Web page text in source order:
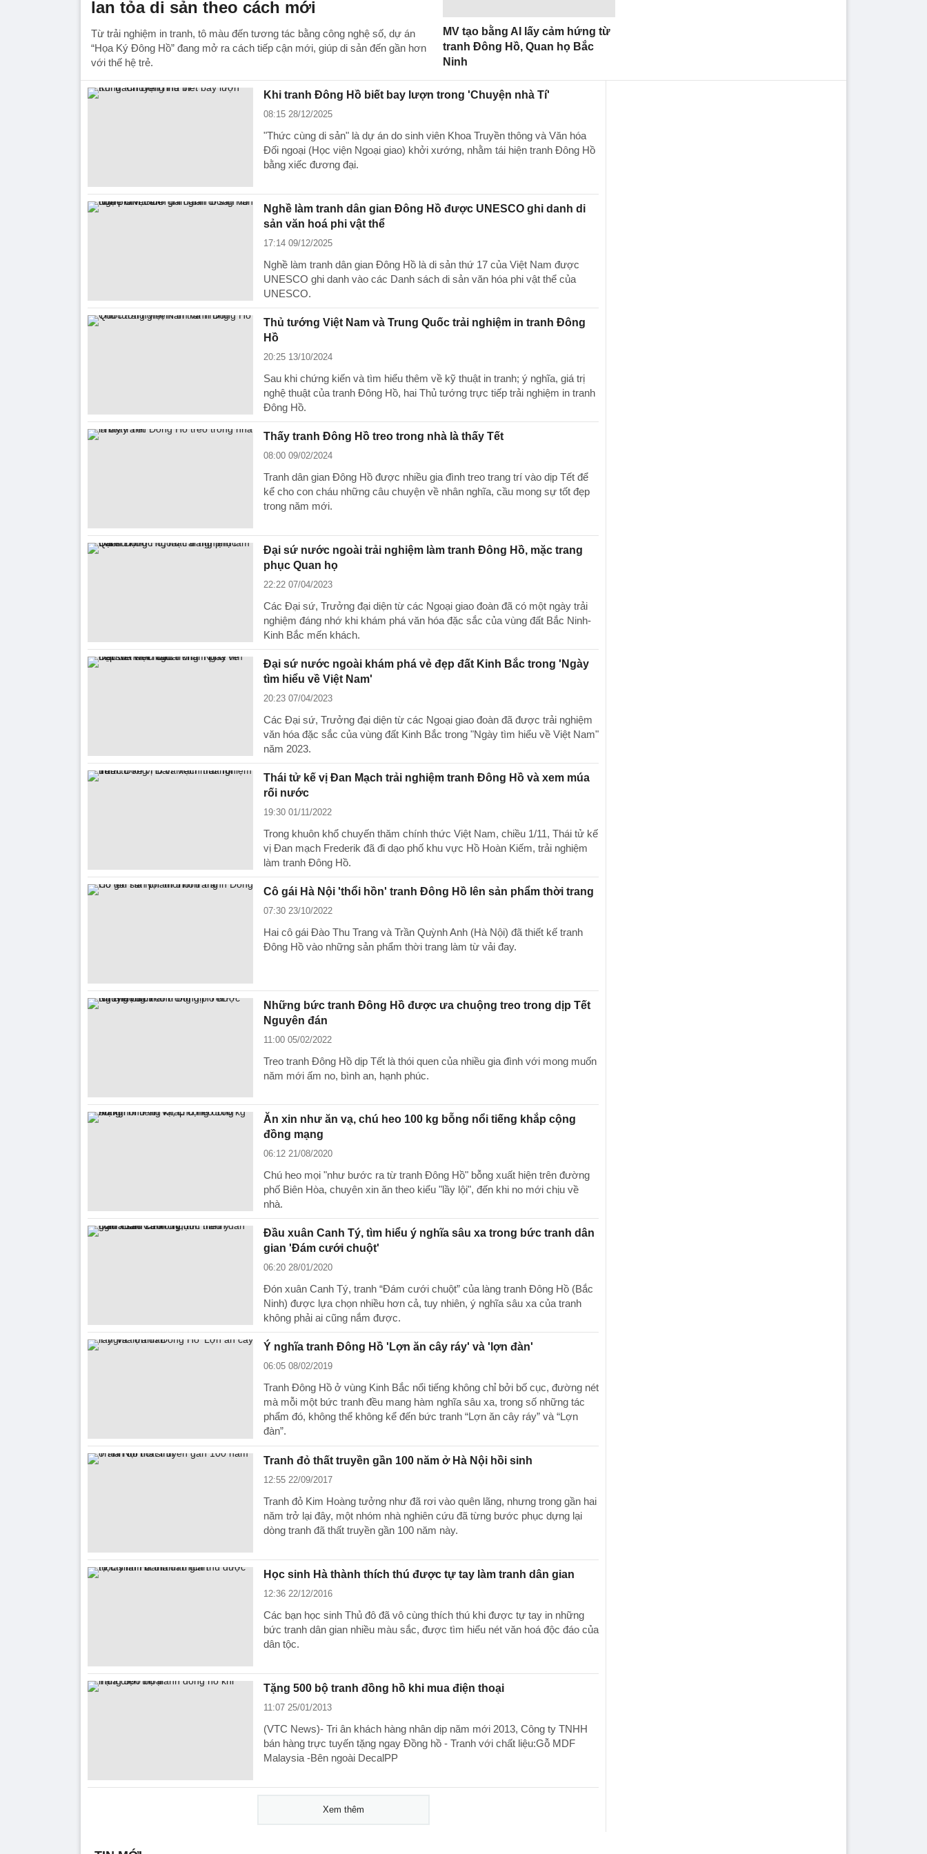
lan tỏa di sản theo cách mới
Từ trải nghiệm in tranh, tô màu đến tương tác bằng công nghệ số, dự án
“Họa Ký Đông Hồ” đang mở ra cách tiếp cận mới, giúp di sản đến gần hơn
với thế hệ trẻ.
MV tạo bằng AI lấy cảm hứng từ
tranh Đông Hồ, Quan họ Bắc
Ninh
Khi tranh Đông Hồ biết bay lượn trong 'Chuyện nhà Tí'
08:15 28/12/2025
"Thức cùng di sản" là dự án do sinh viên Khoa Truyền thông và Văn hóa
Đối ngoại (Học viện Ngoại giao) khởi xướng, nhằm tái hiện tranh Đông Hồ
bằng xiếc đương đại.
Nghề làm tranh dân gian Đông Hồ được UNESCO ghi danh di
sản văn hoá phi vật thể
17:14 09/12/2025
Nghề làm tranh dân gian Đông Hồ là di sản thứ 17 của Việt Nam được
UNESCO ghi danh vào các Danh sách di sản văn hóa phi vật thể của
UNESCO.
Thủ tướng Việt Nam và Trung Quốc trải nghiệm in tranh Đông
Hồ
20:25 13/10/2024
Sau khi chứng kiến và tìm hiểu thêm về kỹ thuật in tranh; ý nghĩa, giá trị
nghệ thuật của tranh Đông Hồ, hai Thủ tướng trực tiếp trải nghiệm in tranh
Đông Hồ.
Thấy tranh Đông Hồ treo trong nhà là thấy Tết
08:00 09/02/2024
Tranh dân gian Đông Hồ được nhiều gia đình treo trang trí vào dịp Tết để
kể cho con cháu những câu chuyện về nhân nghĩa, cầu mong sự tốt đẹp
trong năm mới.
Đại sứ nước ngoài trải nghiệm làm tranh Đông Hồ, mặc trang
phục Quan họ
22:22 07/04/2023
Các Đại sứ, Trưởng đại diện từ các Ngoại giao đoàn đã có một ngày trải
nghiệm đáng nhớ khi khám phá văn hóa đặc sắc của vùng đất Bắc Ninh-
Kinh Bắc mến khách.
Đại sứ nước ngoài khám phá vẻ đẹp đất Kinh Bắc trong 'Ngày
tìm hiểu về Việt Nam'
20:23 07/04/2023
Các Đại sứ, Trưởng đại diện từ các Ngoại giao đoàn đã được trải nghiệm
văn hóa đặc sắc của vùng đất Kinh Bắc trong "Ngày tìm hiểu về Việt Nam"
năm 2023.
Thái tử kế vị Đan Mạch trải nghiệm tranh Đông Hồ và xem múa
rối nước
19:30 01/11/2022
Trong khuôn khổ chuyến thăm chính thức Việt Nam, chiều 1/11, Thái tử kế
vị Đan mạch Frederik đã đi dạo phố khu vực Hồ Hoàn Kiếm, trải nghiệm
làm tranh Đông Hồ.
Cô gái Hà Nội 'thổi hồn' tranh Đông Hồ lên sản phẩm thời trang
07:30 23/10/2022
Hai cô gái Đào Thu Trang và Trần Quỳnh Anh (Hà Nội) đã thiết kế tranh
Đông Hồ vào những sản phẩm thời trang làm từ vải đay.
Những bức tranh Đông Hồ được ưa chuộng treo trong dịp Tết
Nguyên đán
11:00 05/02/2022
Treo tranh Đông Hồ dịp Tết là thói quen của nhiều gia đình với mong muốn
năm mới ấm no, bình an, hạnh phúc.
Ăn xin như ăn vạ, chú heo 100 kg bỗng nổi tiếng khắp cộng
đồng mạng
06:12 21/08/2020
Chú heo mọi "như bước ra từ tranh Đông Hồ" bỗng xuất hiện trên đường
phố Biên Hòa, chuyên xin ăn theo kiểu "lầy lội", đến khi no mới chịu về
nhà.
Đầu xuân Canh Tý, tìm hiểu ý nghĩa sâu xa trong bức tranh dân
gian 'Đám cưới chuột'
06:20 28/01/2020
Đón xuân Canh Tý, tranh “Đám cưới chuột” của làng tranh Đông Hồ (Bắc
Ninh) được lựa chọn nhiều hơn cả, tuy nhiên, ý nghĩa sâu xa của tranh
không phải ai cũng nắm được.
Ý nghĩa tranh Đông Hồ 'Lợn ăn cây ráy' và 'lợn đàn'
06:05 08/02/2019
Tranh Đông Hồ ở vùng Kinh Bắc nổi tiếng không chỉ bởi bố cục, đường nét
mà mỗi một bức tranh đều mang hàm nghĩa sâu xa, trong số những tác
phẩm đó, không thể không kể đến bức tranh “Lợn ăn cây ráy” và “Lợn
đàn”.
Tranh đỏ thất truyền gần 100 năm ở Hà Nội hồi sinh
12:55 22/09/2017
Tranh đỏ Kim Hoàng tưởng như đã rơi vào quên lãng, nhưng trong gần hai
năm trở lại đây, một nhóm nhà nghiên cứu đã từng bước phục dựng lại
dòng tranh đã thất truyền gần 100 năm này.
Học sinh Hà thành thích thú được tự tay làm tranh dân gian
12:36 22/12/2016
Các bạn học sinh Thủ đô đã vô cùng thích thú khi được tự tay in những
bức tranh dân gian nhiều màu sắc, được tìm hiểu nét văn hoá độc đáo của
dân tộc.
Tặng 500 bộ tranh đồng hồ khi mua điện thoại
11:07 25/01/2013
(VTC News)- Tri ân khách hàng nhân dịp năm mới 2013, Công ty TNHH
bán hàng trực tuyến tặng ngay Đồng hồ - Tranh với chất liệu:Gỗ MDF
Malaysia -Bên ngoài DecalPP
Xem thêm